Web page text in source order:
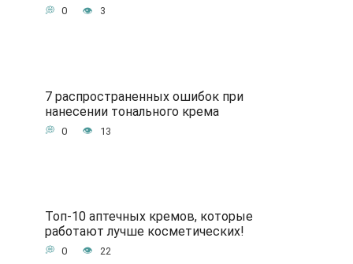
0 3
7 распространенных ошибок при
нанесении тонального крема
0 13
Топ-10 аптечных кремов, которые
работают лучше косметических!
0 22